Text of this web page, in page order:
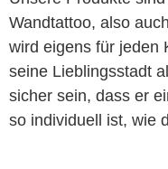
Wandtattoo, also
wird eigens für jeden
seine Lieblingsstadt
sicher sein, dass er
so individuell ist, wie